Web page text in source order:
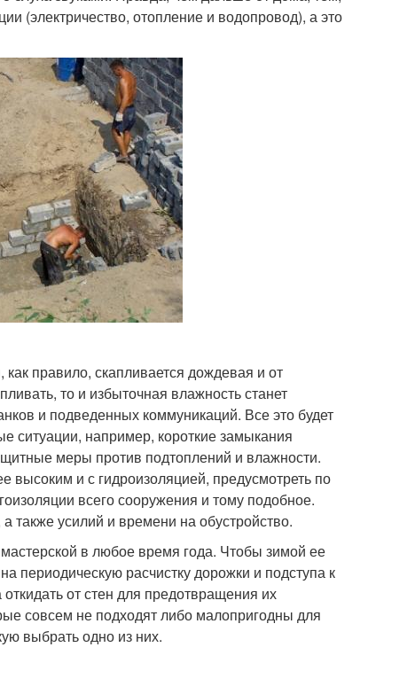
(электричество, отопление и водопровод), а это
правило, скапливается дождевая и от
то и избыточная влажность станет
и подведенных коммуникаций. Все это будет
ситуации, например, короткие замыкания
меры против подтоплений и влажности.
и с гидроизоляцией, предусмотреть по
всего сооружения и тому подобное.
также усилий и времени на обустройство.
в любое время года. Чтобы зимой ее
периодическую расчистку дорожки и подступа к
от стен для предотвращения их
совсем не подходят либо малопригодны для
выбрать одно из них.